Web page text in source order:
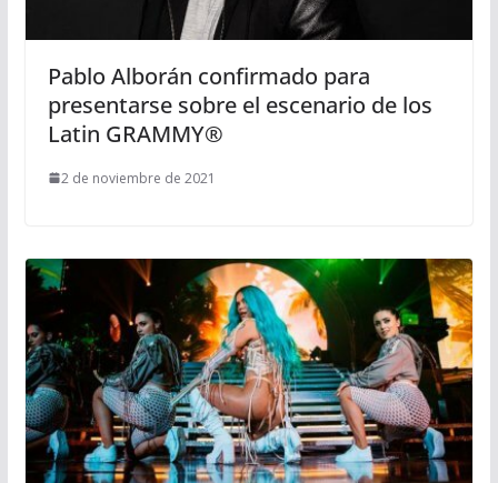
Pablo Alborán confirmado para
presentarse sobre el escenario de los
Latin GRAMMY®
2 de noviembre de 2021